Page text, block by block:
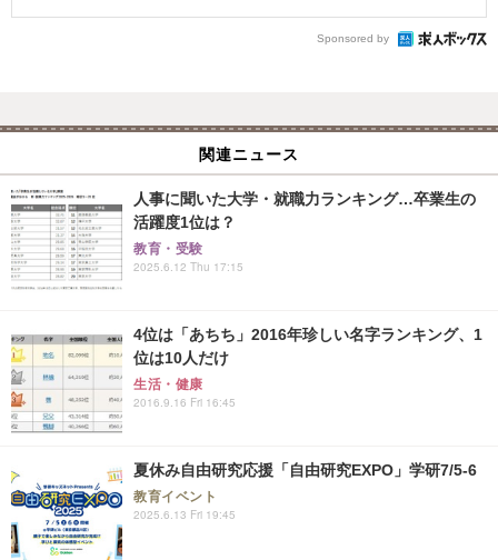
Sponsored by
関連ニュース
人事に聞いた大学・就職力ランキング…卒業生の
活躍度1位は？
教育・受験
2025.6.12 Thu 17:15
4位は「あちち」2016年珍しい名字ランキング、1
位は10人だけ
生活・健康
2016.9.16 Fri 16:45
夏休み自由研究応援「自由研究EXPO」学研7/5-6
教育イベント
2025.6.13 Fri 19:45